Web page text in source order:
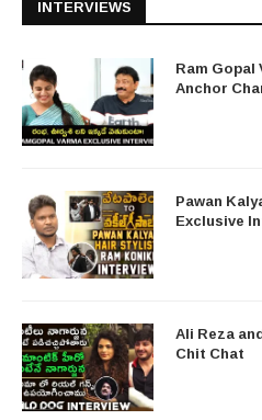
INTERVIEWS
Ram
Anchor
Pawan
Exclusive
Ali Reza
Chit Chat